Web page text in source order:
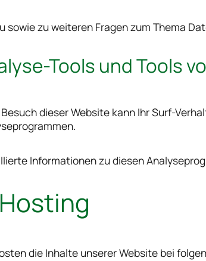
sowie zu weiteren Fragen zum Thema
Tools und Tools
dieser Website kann Ihr Surf-
Informationen zu diesen
2. Hosting
die Inhalte unserer Website bei